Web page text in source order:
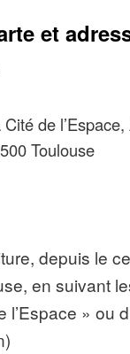
et
de
Toulouse
depuis le
en suivant
l’Espace » ou